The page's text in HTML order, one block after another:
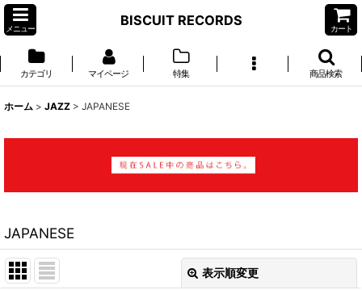
メニュー
BISCUIT RECORDS
カート
カテゴリ マイページ 特集 商品検索
ホーム > JAZZ > JAPANESE
JAPANESE
表示順変更